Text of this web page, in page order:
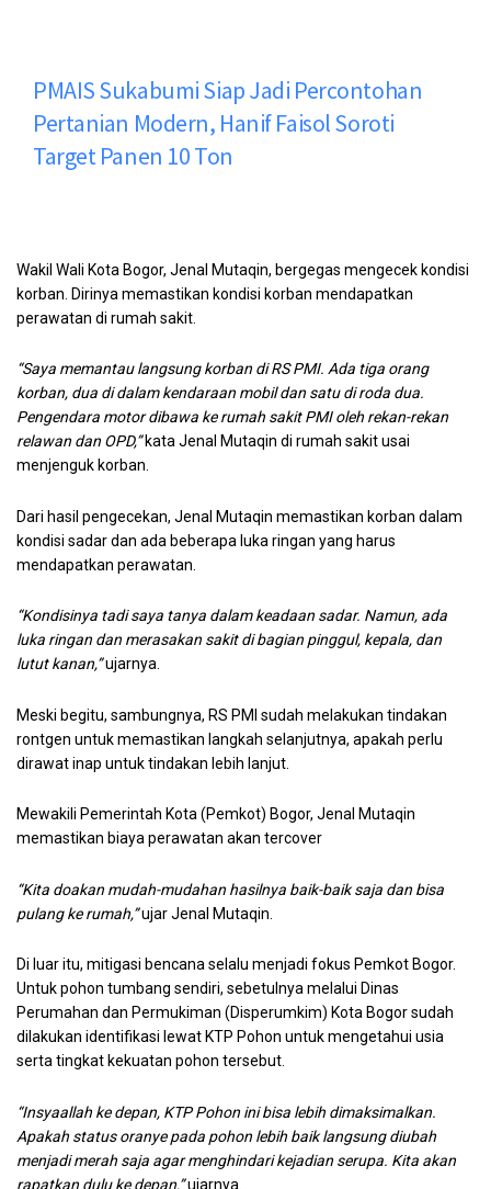
PMAIS Sukabumi Siap Jadi Percontohan
Pertanian Modern, Hanif Faisol Soroti
Target Panen 10 Ton
Wakil Wali Kota Bogor, Jenal Mutaqin, bergegas mengecek kondisi
korban. Dirinya memastikan kondisi korban mendapatkan
perawatan di rumah sakit.
“Saya memantau langsung korban di RS PMI. Ada tiga orang
korban, dua di dalam kendaraan mobil dan satu di roda dua.
Pengendara motor dibawa ke rumah sakit PMI oleh rekan-rekan
relawan dan OPD,”kata Jenal Mutaqin di rumah sakit usai
menjenguk korban.
Dari hasil pengecekan, Jenal Mutaqin memastikan korban dalam
kondisi sadar dan ada beberapa luka ringan yang harus
mendapatkan perawatan.
“Kondisinya tadi saya tanya dalam keadaan sadar. Namun, ada
luka ringan dan merasakan sakit di bagian pinggul, kepala, dan
lutut kanan,”ujarnya.
Meski begitu, sambungnya, RS PMI sudah melakukan tindakan
rontgen untuk memastikan langkah selanjutnya, apakah perlu
dirawat inap untuk tindakan lebih lanjut.
Mewakili Pemerintah Kota (Pemkot) Bogor, Jenal Mutaqin
memastikan biaya perawatan akan tercover
“Kita doakan mudah-mudahan hasilnya baik-baik saja dan bisa
pulang ke rumah,”ujar Jenal Mutaqin.
Di luar itu, mitigasi bencana selalu menjadi fokus Pemkot Bogor.
Untuk pohon tumbang sendiri, sebetulnya melalui Dinas
Perumahan dan Permukiman (Disperumkim) Kota Bogor sudah
dilakukan identifikasi lewat KTP Pohon untuk mengetahui usia
serta tingkat kekuatan pohon tersebut.
“Insyaallah ke depan, KTP Pohon ini bisa lebih dimaksimalkan.
Apakah status oranye pada pohon lebih baik langsung diubah
menjadi merah saja agar menghindari kejadian serupa. Kita akan
rapatkan dulu ke depan,”ujarnya.